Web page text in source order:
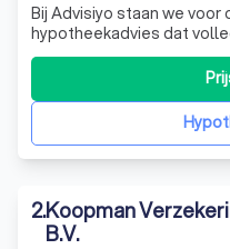
Bij Advisiyo staan we
hypotheekadvies dat
situatie en wensen. Als
we de mogelijkheden bij
om de beste oplossing
starter bent, wilt door
2.Koopman
B.V.